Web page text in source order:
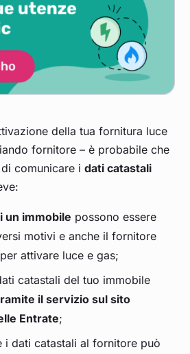
della tua fornitura luce
fornitore – è probabile che
comunicare idati catastali
un immobile possono essere
motivi e anche il fornitore
attivare luce e gas;
catastali del tuo immobile
il servizio sul sito
Entrate;
i dati catastali al fornitore può